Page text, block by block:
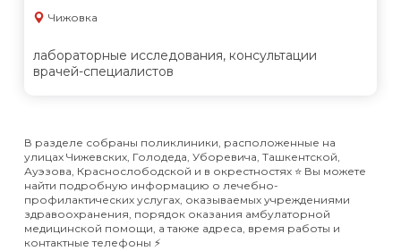
Чижовка
лабораторные исследования, консультации
врачей-специалистов
В разделе собраны поликлиники, расположенные на
улицах Чижевских, Голодеда, Уборевича, Ташкентской,
Ауэзова, Краснослободской и в окрестностях ⭐️ Вы можете
найти подробную информацию о лечебно-
профилактических услугах, оказываемых учреждениями
здравоохранения, порядок оказания амбулаторной
медицинской помощи, а также адреса, время работы и
контактные телефоны ⚡️